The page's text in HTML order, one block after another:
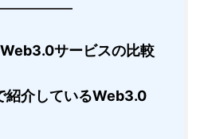
サービスの比較
紹介しているWeb3.0